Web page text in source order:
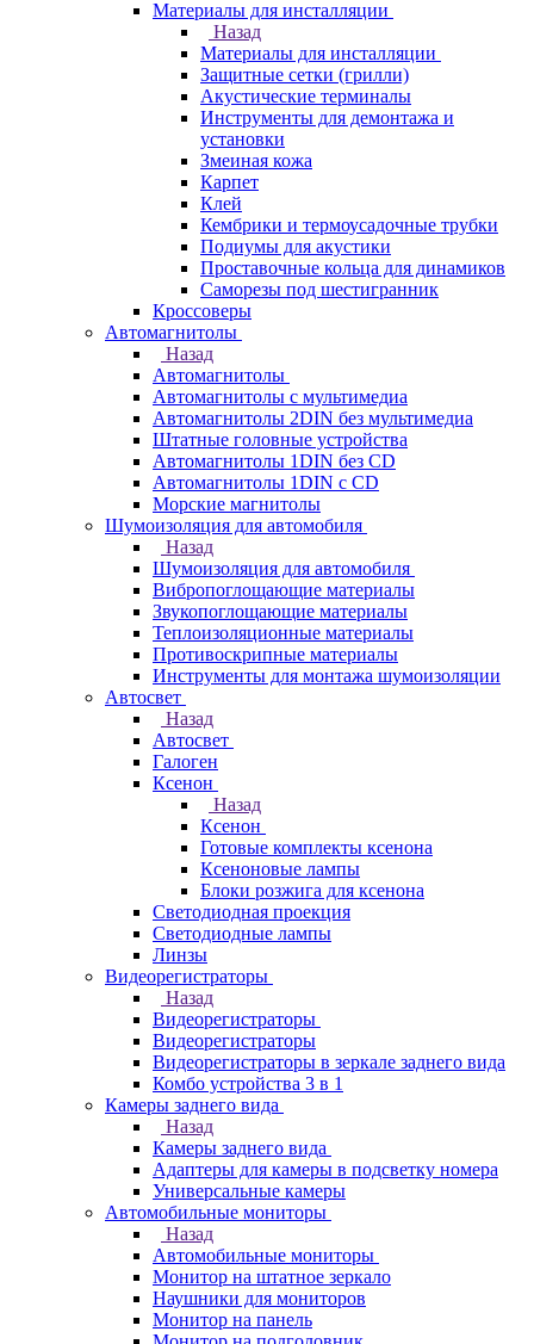
Материалы для инсталляции
Назад
Материалы для инсталляции
Защитные сетки (грилли)
Акустические терминалы
Инструменты для демонтажа и
установки
Змеиная кожа
Карпет
Клей
Кембрики и термоусадочные трубки
Подиумы для акустики
Проставочные кольца для динамиков
Саморезы под шестигранник
Кроссоверы
Автомагнитолы
Назад
Автомагнитолы
Автомагнитолы с мультимедиа
Автомагнитолы 2DIN без мультимедиа
Штатные головные устройства
Автомагнитолы 1DIN без CD
Автомагнитолы 1DIN с CD
Морские магнитолы
Шумоизоляция для автомобиля
Назад
Шумоизоляция для автомобиля
Вибропоглощающие материалы
Звукопоглощающие материалы
Теплоизоляционные материалы
Противоскрипные материалы
Инструменты для монтажа шумоизоляции
Автосвет
Назад
Автосвет
Галоген
Ксенон
Назад
Ксенон
Готовые комплекты ксенона
Ксеноновые лампы
Блоки розжига для ксенона
Светодиодная проекция
Светодиодные лампы
Линзы
Видеорегистраторы
Назад
Видеорегистраторы
Видеорегистраторы
Видеорегистраторы в зеркале заднего вида
Комбо устройства 3 в 1
Камеры заднего вида
Назад
Камеры заднего вида
Адаптеры для камеры в подсветку номера
Универсальные камеры
Автомобильные мониторы
Назад
Автомобильные мониторы
Монитор на штатное зеркало
Наушники для мониторов
Монитор на панель